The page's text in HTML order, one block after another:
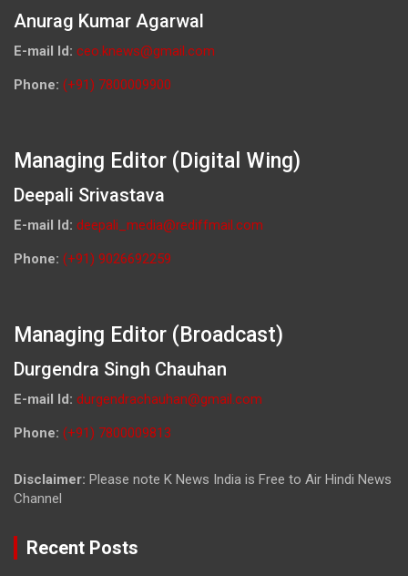
Anurag Kumar Agarwal
E-mail Id: ceo.knews@gmail.com
Phone: (+91) 7800009900
Managing Editor (Digital Wing)
Deepali Srivastava
E-mail Id: deepali_media@rediffmail.com
Phone: (+91) 9026692259
Managing Editor (Broadcast)
Durgendra Singh Chauhan
E-mail Id: durgendrachauhan@gmail.com
Phone: (+91) 7800009813
Disclaimer: Please note K News India is Free to Air Hindi News
Channel
Recent Posts